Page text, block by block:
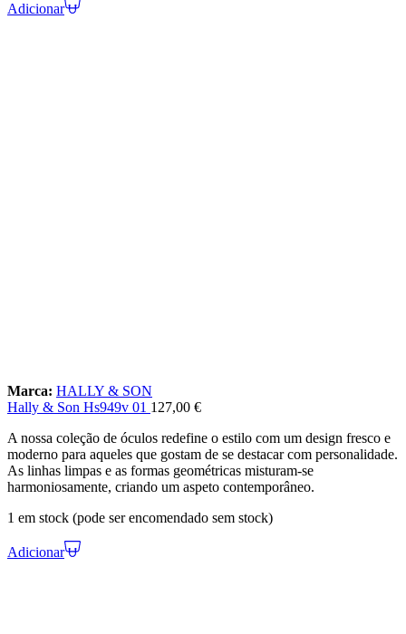
Adicionar
Marca: HALLY & SON
Hally & Son Hs949v 01 127,00 €
A nossa coleção de óculos redefine o estilo com um design fresco e
moderno para aqueles que gostam de se destacar com personalidade.
As linhas limpas e as formas geométricas misturam-se
harmoniosamente, criando um aspeto contemporâneo.
1 em stock (pode ser encomendado sem stock)
Adicionar